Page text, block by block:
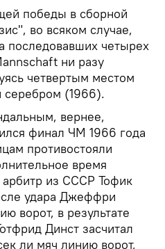
победы в сборной
во всяком случае,
четырех
ни разу
четвертым местом
серебром (1966).
вернее,
финал ЧМ 1966 года
противостояли
время
из СССР Тофик
удара Джеффри
ворот, в результате
Динст засчитал
ли мяч линию ворот,